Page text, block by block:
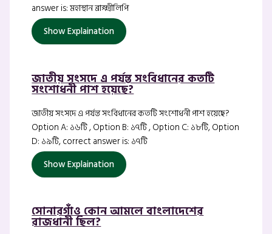
answer is: মহাস্থান ব্রাক্ষ্মীলিপি
Show Explaination
জাতীয় সংসদে এ পর্যন্ত সংবিধানের কতটি
সংশোধনী পাশ হয়েছে?
জাতীয় সংসদে এ পর্যন্ত সংবিধানের কতটি সংশোধনী পাশ হয়েছে?
Option A: ১৬টি , Option B: ১৭টি , Option C: ১৮টি, Option
D: ১৯টি, correct answer is: ১৭টি
Show Explaination
সোনারগাঁও কোন আমলে বাংলাদেশের
রাজধানী ছিল?